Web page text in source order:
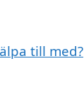
till med?